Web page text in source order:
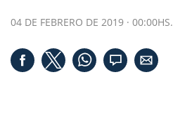
04 DE FEBRERO DE 2019 · 00:00HS.